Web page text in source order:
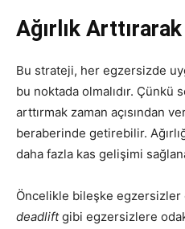
Ağırlık
Bu strateji, her egzersizde
bu noktada olmalıdır. Çünkü
arttırmak zaman açısından
beraberinde getirebilir.
daha fazla kas gelişimi
Öncelikle bileşke egzersizler
deadliftgibi egzersizlere